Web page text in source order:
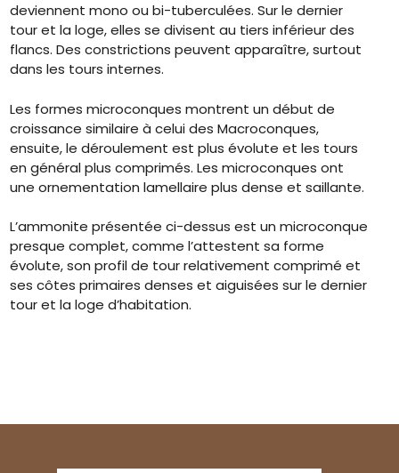
deviennent mono ou bi-tuberculées. Sur le dernier
tour et la loge, elles se divisent au tiers inférieur des
flancs. Des constrictions peuvent apparaître, surtout
dans les tours internes.
Les formes microconques montrent un début de
croissance similaire à celui des Macroconques,
ensuite, le déroulement est plus évolute et les tours
en général plus comprimés. Les microconques ont
une ornementation lamellaire plus dense et saillante.
L’ammonite présentée ci-dessus est un microconque
presque complet, comme l’attestent sa forme
évolute, son profil de tour relativement comprimé et
ses côtes primaires denses et aiguisées sur le dernier
tour et la loge d’habitation.